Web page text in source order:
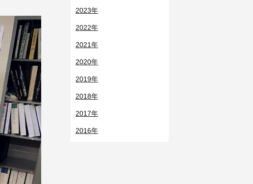
2023年
2022年
2021年
2020年
2019年
2018年
2017年
2016年